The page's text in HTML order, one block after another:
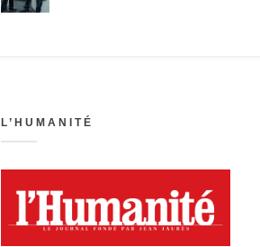
L’HUMANITÉ